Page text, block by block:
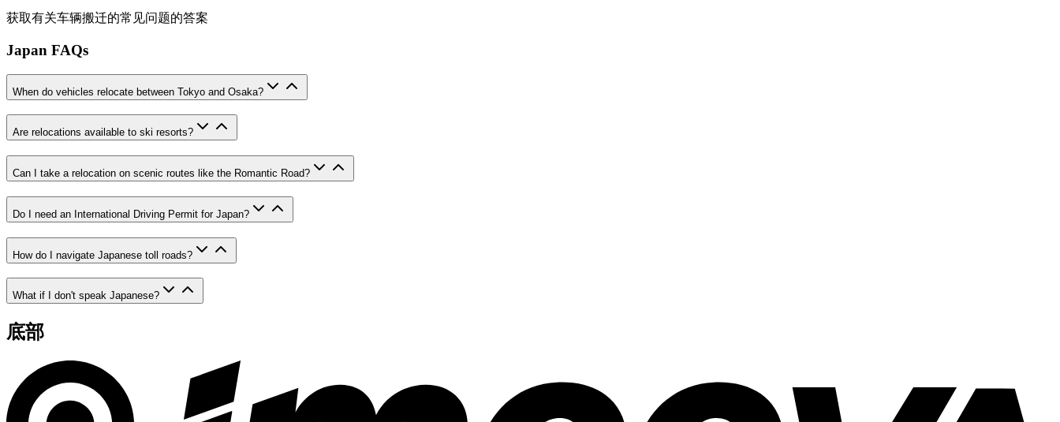
获取有关车辆搬迁的常见问题的答案
Japan FAQs
When do vehicles relocate between Tokyo and Osaka?
Are relocations available to ski resorts?
Can I take a relocation on scenic routes like the Romantic Road?
Do I need an International Driving Permit for Japan?
How do I navigate Japanese toll roads?
What if I don't speak Japanese?
底部